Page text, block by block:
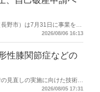
野市）は7月31日に事業を停
2026/08/06 16:13
性膝関節症などの
見直しの実施に向けた技術的
審議会医療保険部会等に報告
2026/08/05 17:31